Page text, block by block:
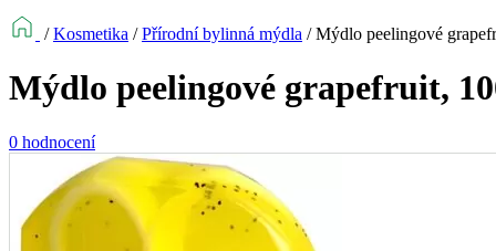
/Kosmetika /Přírodní bylinná mýdla /Mýdlo peelingové
Mýdlo peelingové grapefruit,
0 hodnocení